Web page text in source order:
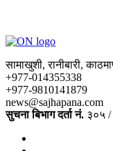
सामाखुशी, रानीबारी,
+977-014355338
+977-9810141879
news@sajhapana.com
सुचना बिभाग दर्ता नं. ३०५